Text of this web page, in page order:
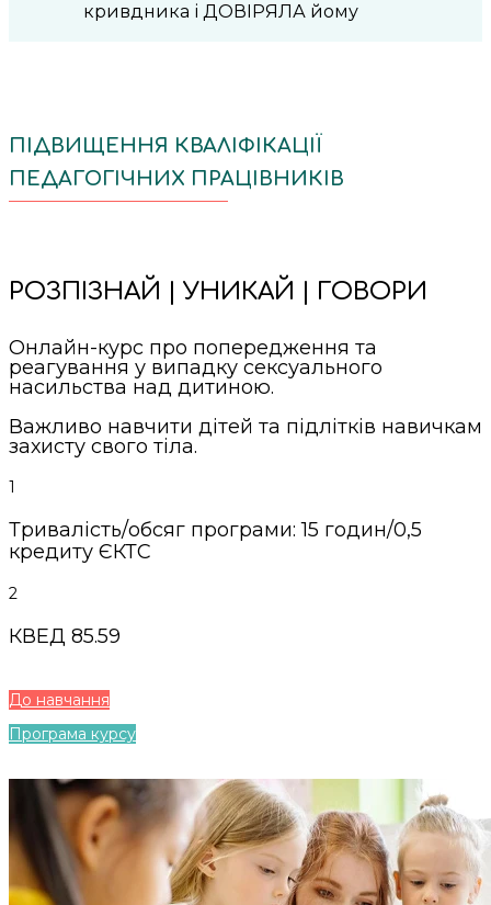
кривдника і ДОВІРЯЛА йому
ПІДВИЩЕННЯ КВАЛІФІКАЦІЇ
ПЕДАГОГІЧНИХ ПРАЦІВНИКІВ
РОЗПІЗНАЙ | УНИКАЙ | ГОВОРИ
Онлайн-курс про попередження та
реагування у випадку сексуального
насильства над дитиною.
Важливо навчити дітей та підлітків навичкам
захисту свого тіла.
1
Тривалість/обсяг програми: 15 годин/0,5
кредиту ЄКТС
2
КВЕД 85.59
До навчання
Програма курсу